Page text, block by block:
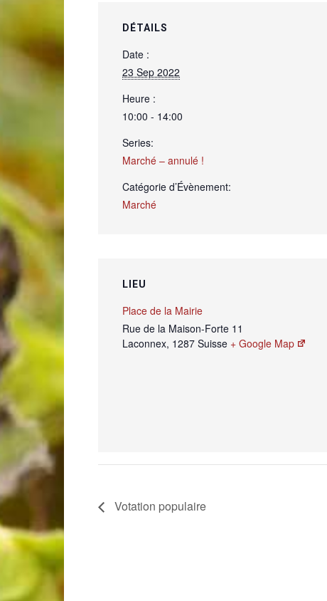
DÉTAILS
Date :
23 Sep 2022
Heure :
10:00 - 14:00
Series:
Marché – annulé !
Catégorie d’Évènement:
Marché
LIEU
Place de la Mairie
Rue de la Maison-Forte 11
Laconnex, 1287 Suisse + Google Map
Votation populaire